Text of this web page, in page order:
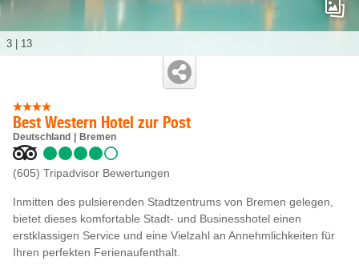
Best Western Hotel zur Post
Deutschland Bremen
(605) Tripadvisor Bewertungen
Inmitten des pulsierenden Stadtzentrums von Bremen gelegen,
bietet dieses komfortable Stadt- und Businesshotel einen
erstklassigen Service und eine Vielzahl an Annehmlichkeiten für
Ihren perfekten Ferienaufenthalt.
3 13